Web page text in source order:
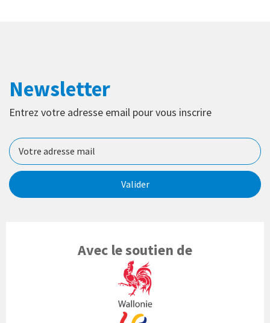
Newsletter
Entrez votre adresse email pour vous inscrire
Valider
Avec le soutien de